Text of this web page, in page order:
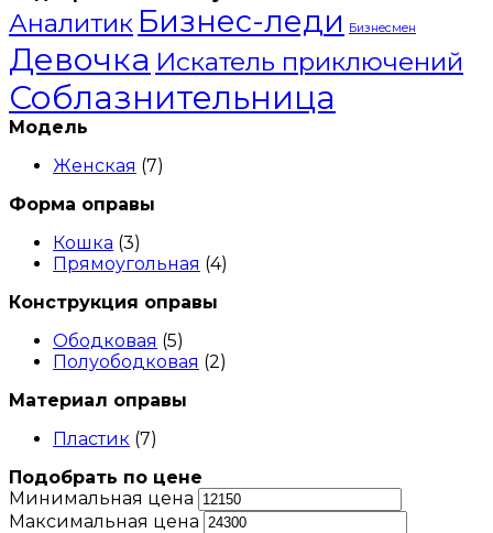
Аналитик Бизнес-леди Бизнесмен
Девочка Искатель приключений
Соблазнительница
Модель
Женская (7)
Форма оправы
Кошка (3)
Прямоугольная (4)
Конструкция оправы
Ободковая (5)
Полуободковая (2)
Материал оправы
Пластик (7)
Подобрать по цене
Минимальная цена
Максимальная цена